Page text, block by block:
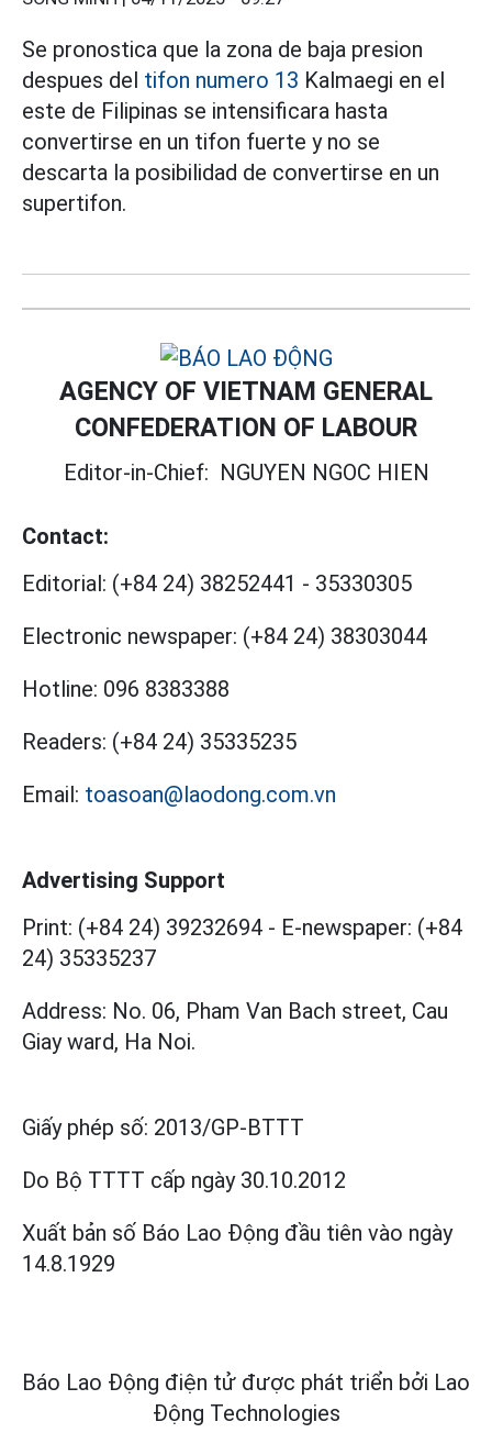
Se pronostica que la zona de baja presion
despues del tifon numero 13 Kalmaegi en el
este de Filipinas se intensificara hasta
convertirse en un tifon fuerte y no se
descarta la posibilidad de convertirse en un
supertifon.
AGENCY OF VIETNAM GENERAL
CONFEDERATION OF LABOUR
Editor-in-Chief: NGUYEN NGOC HIEN
Contact:
Editorial: (+84 24) 38252441 - 35330305
Electronic newspaper: (+84 24) 38303044
Hotline: 096 8383388
Readers: (+84 24) 35335235
Email: toasoan@laodong.com.vn
Advertising Support
Print: (+84 24) 39232694 - E-newspaper: (+84
24) 35335237
Address: No. 06, Pham Van Bach street, Cau
Giay ward, Ha Noi.
Giấy phép số: 2013/GP-BTTT
Do Bộ TTTT cấp ngày 30.10.2012
Xuất bản số Báo Lao Động đầu tiên vào ngày
14.8.1929
Báo Lao Động điện tử được phát triển bởi Lao
Động Technologies